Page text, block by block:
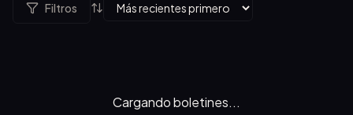
Filtros
Cargando boletines...